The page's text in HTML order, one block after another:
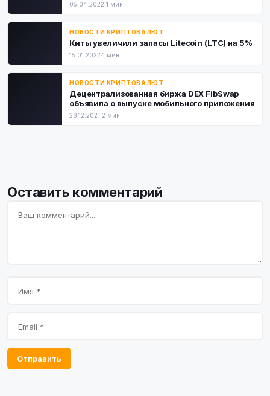
05.04.2022·1 мин.
НОВОСТИ КРИПТОВАЛЮТ
Киты увеличили запасы Litecoin (LTC) на 5%
15.01.2022·1 мин.
НОВОСТИ КРИПТОВАЛЮТ
Децентрализованная биржа DEX FibSwap
объявила о выпуске мобильного приложения
28.12.2021·2 мин.
Оставить комментарий
Отправить